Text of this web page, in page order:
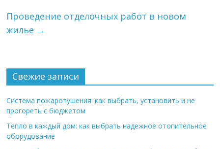
Проведение отделочных работ в новом
жилье →
Свежие записи
Система пожаротушения: как выбрать, установить и не
прогореть с бюджетом
Тепло в каждый дом: как выбрать надежное отопительное
оборудование